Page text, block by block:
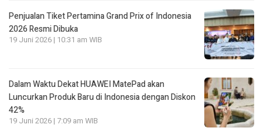
Penjualan Tiket Pertamina Grand Prix of Indonesia
2026 Resmi Dibuka
19 Juni 2026 | 10:31 am WIB
Dalam Waktu Dekat HUAWEI MatePad akan
Luncurkan Produk Baru di Indonesia dengan Diskon
42%
19 Juni 2026 | 7:09 am WIB